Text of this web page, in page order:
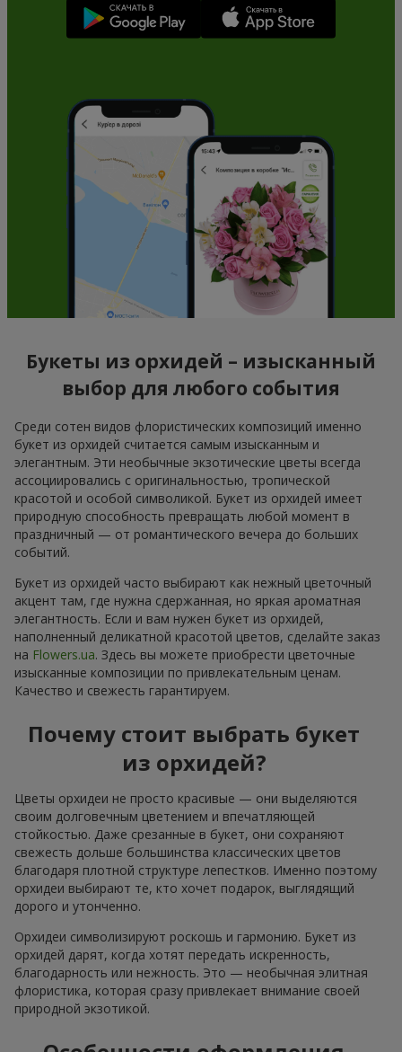
Букеты из орхидей – изысканный
выбор для любого события
Среди сотен видов флористических композиций именно
букет из орхидей считается самым изысканным и
элегантным. Эти необычные экзотические цветы всегда
ассоциировались с оригинальностью, тропической
красотой и особой символикой. Букет из орхидей имеет
природную способность превращать любой момент в
праздничный — от романтического вечера до больших
событий.
Букет из орхидей часто выбирают как нежный цветочный
акцент там, где нужна сдержанная, но яркая ароматная
элегантность. Если и вам нужен букет из орхидей,
наполненный деликатной красотой цветов, сделайте заказ
на Flowers.ua. Здесь вы можете приобрести цветочные
изысканные композиции по привлекательным ценам.
Качество и свежесть гарантируем.
Почему стоит выбрать букет
из орхидей?
Цветы орхидеи не просто красивые — они выделяются
своим долговечным цветением и впечатляющей
стойкостью. Даже срезанные в букет, они сохраняют
свежесть дольше большинства классических цветов
благодаря плотной структуре лепестков. Именно поэтому
орхидеи выбирают те, кто хочет подарок, выглядящий
дорого и утонченно.
Орхидеи символизируют роскошь и гармонию. Букет из
орхидей дарят, когда хотят передать искренность,
благодарность или нежность. Это — необычная элитная
флористика, которая сразу привлекает внимание своей
природной экзотикой.